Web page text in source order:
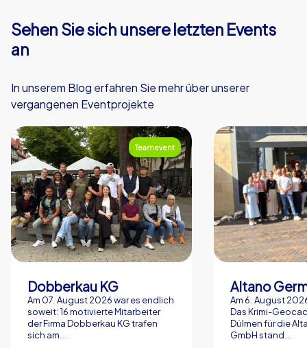
Sehen Sie sich unsere letzten Events
an
In unserem Blog erfahren Sie mehr über unserer
vergangenen Eventprojekte
Teamevent
Dobberkau KG
Am 07. August 2026 war es endlich
soweit: 16 motivierte Mitarbeiter
der Firma Dobberkau KG trafen
sich am...
Altano
Am 6. August
Das Krimi-
Dülmen für die
GmbH stand...